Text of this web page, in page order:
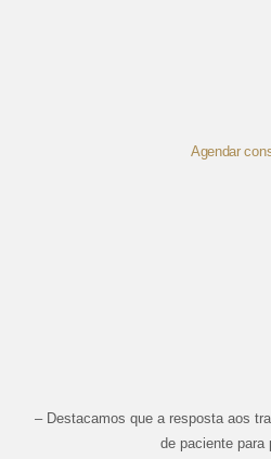
Agendar
– Destacamos que a resposta aos
de paciente para